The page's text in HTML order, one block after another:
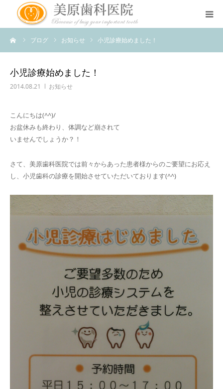
ブログ お知らせ 小児診療始めました！
小児診療始めました！
2014.08.21 お知らせ
こんにちは(^^)/
お盆休みも終わり、体調など崩されて
いませんでしょうか？！
さて、美原歯科医院では前々からあった患者様からのご要望にお応え
し、小児歯科の診療を開始させていただいております(^^)
医院のコンセプト
診療案内
アクセス